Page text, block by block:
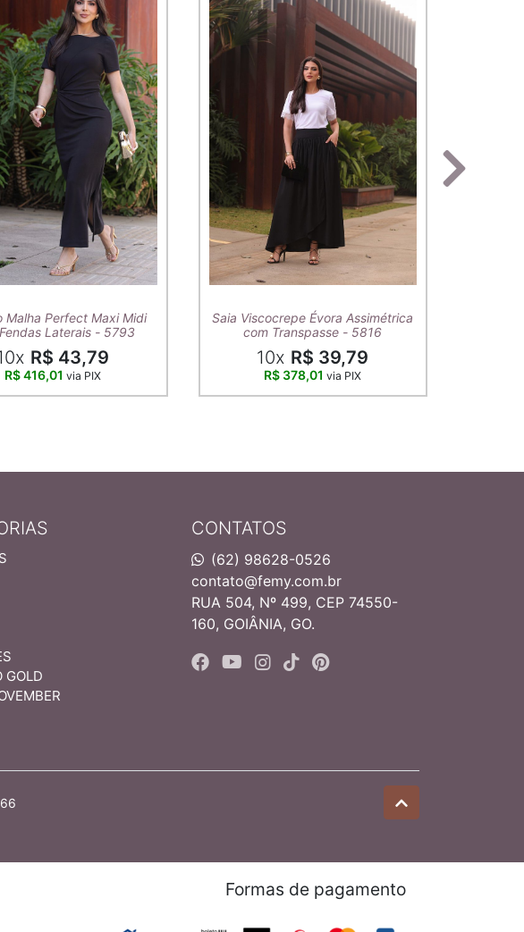
Malha Perfect Maxi Midi
Laterais - 5793
R$ 43,79
R$ 416,01via PIX
Saia Viscocrepe Évora Assimétrica
com Transpasse - 5816
10x R$ 39,79
R$ 378,01via PIX
CONTATOS
(62) 98628-0526
contato@femy.com.br
RUA 504, Nº 499, CEP 74550-
160, GOIÂNIA, GO.
GOLD
Formas de pagamento